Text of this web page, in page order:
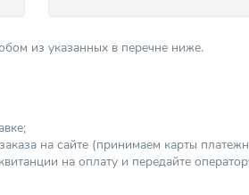
(%)
из указанных в перечне ниже.
на сайте (принимаем карты
на оплату и передайте